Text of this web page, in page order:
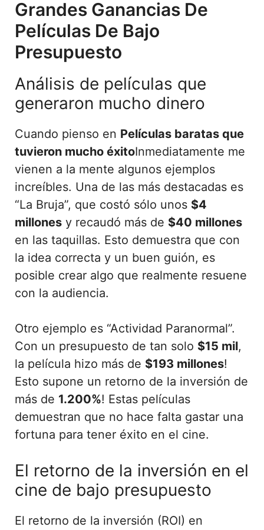
Grandes Ganancias De
Películas De Bajo
Presupuesto
Análisis de películas que
generaron mucho dinero
Cuando pienso en Películas baratas que
tuvieron mucho éxitoInmediatamente me
vienen a la mente algunos ejemplos
increíbles. Una de las más destacadas es
“La Bruja”, que costó sólo unos $4
millones y recaudó más de $40 millones
en las taquillas. Esto demuestra que con
la idea correcta y un buen guión, es
posible crear algo que realmente resuene
con la audiencia.
Otro ejemplo es “Actividad Paranormal”.
Con un presupuesto de tan solo $15 mil,
la película hizo más de $193 millones!
Esto supone un retorno de la inversión de
más de 1.200%! Estas películas
demuestran que no hace falta gastar una
fortuna para tener éxito en el cine.
El retorno de la inversión en el
cine de bajo presupuesto
El retorno de la inversión (ROI) en